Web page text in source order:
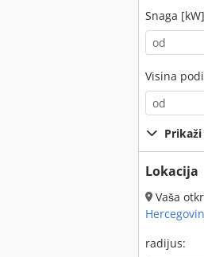
Snaga
Visina
Lokacija
Vaša
radijus:
Uništavač Gusjeničar